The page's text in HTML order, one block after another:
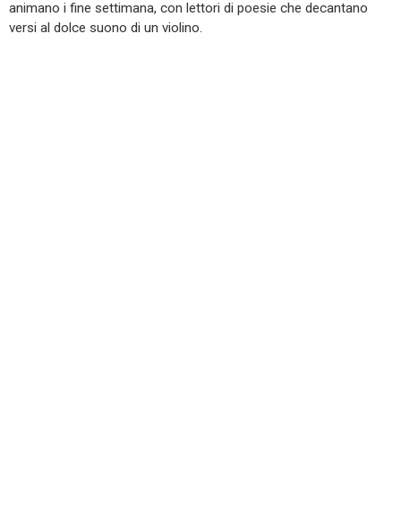
animano i fine settimana, con lettori di poesie che decantano
versi al dolce suono di un violino.